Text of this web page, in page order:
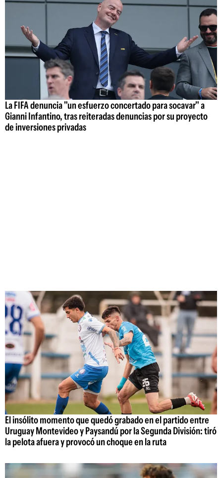
La FIFA denuncia "un esfuerzo concertado para socavar" a
Gianni Infantino, tras reiteradas denuncias por su proyecto
de inversiones privadas
El insólito momento que quedó grabado en el partido entre
Uruguay Montevideo y Paysandú por la Segunda División: tiró
la pelota afuera y provocó un choque en la ruta